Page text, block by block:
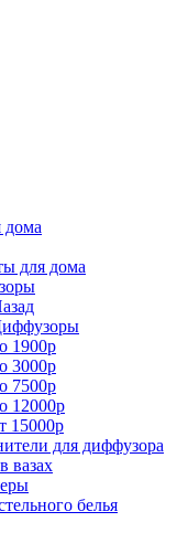
дома
для дома
1900р
3000р
7500р
12000р
15000р
для диффузора
вазах
белья